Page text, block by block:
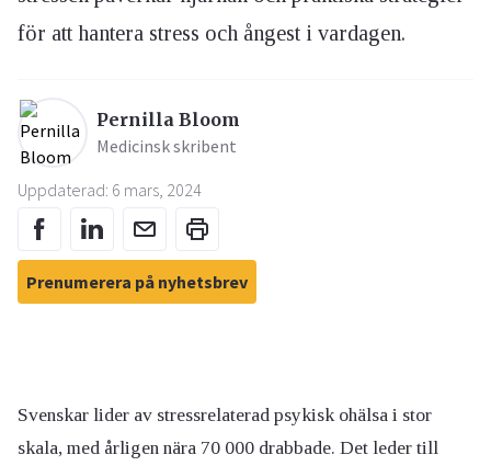
för att hantera stress och ångest i vardagen.
Pernilla Bloom
Medicinsk skribent
Uppdaterad: 6 mars, 2024
Prenumerera på nyhetsbrev
Svenskar lider av stressrelaterad psykisk ohälsa i stor
skala, med årligen nära 70 000 drabbade. Det leder till